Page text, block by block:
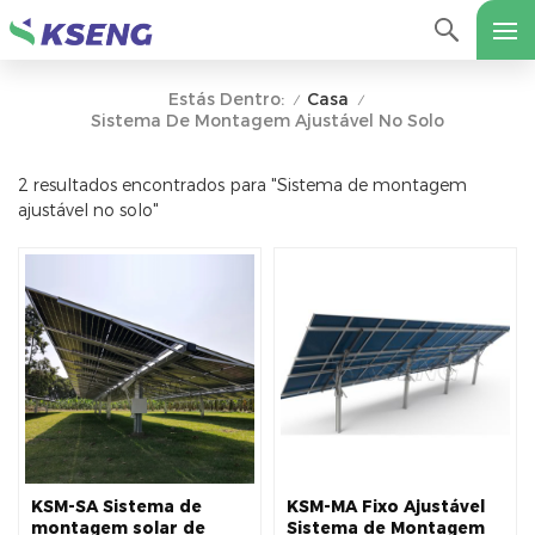
Estás Dentro: / Casa /
Sistema De Montagem Ajustável No Solo
2 resultados encontrados para "Sistema de montagem
ajustável no solo"
KSM-SA Sistema de
montagem solar de
KSM-MA Fixo Ajustável
Sistema de Montagem